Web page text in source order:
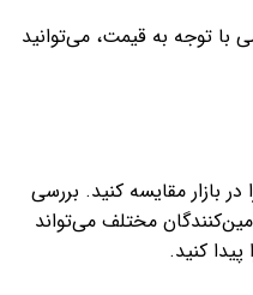
با توجه به قیمت، می‌توانید
در بازار مقایسه کنید. بررسی
مختلف می‌تواند
کنید.